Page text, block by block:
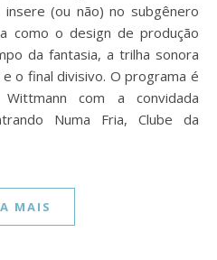
(ou não) no subgênero
como o design de produção
da fantasia, a trilha sonora
o final divisivo. O programa é
com a convidada
Numa Fria, Clube da
MAIS